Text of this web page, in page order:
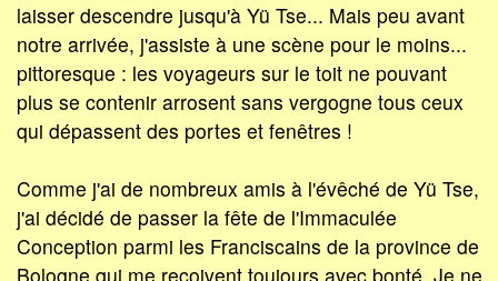
laisser descendre jusqu'à Yü Tse... Mais peu avant
notre arrivée, j'assiste à une scène pour le moins...
pittoresque : les voyageurs sur le toit ne pouvant
plus se contenir arrosent sans vergogne tous ceux
qui dépassent des portes et fenêtres !
Comme j'ai de nombreux amis à l'évêché de Yü Tse,
j'ai décidé de passer la fête de l'Immaculée
Conception parmi les Franciscains de la province de
Bologne qui me reçoivent toujours avec bonté. Je ne